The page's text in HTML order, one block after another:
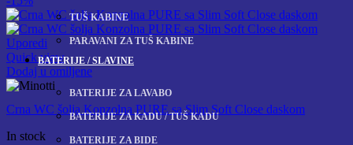
TUŠ KABINE
PARAVANI ZA TUŠ KABINE
BATERIJE / SLAVINE
BATERIJE ZA LAVABO
BATERIJE ZA KADU / TUŠ KADU
BATERIJE ZA BIDE
Uporedi
Quick view
Dodaj u omiljene
Crna WC šolja Konzolna PURE sa Slim Soft Close daskom
In stock